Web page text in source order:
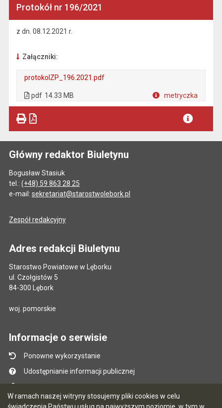
W ramach naszej witryny stosujemy pliki cookies w celu
świadczenia Państwu usług na najwyższym poziomie, w tym w
Protokół nr 196/2021
z dn. 08.12.2021 r.
Załączniki:
protokolZP_196.2021.pdf
pdf 14.33 MB metryczka
Główny redaktor Biuletynu
Bogusław Stasiuk
tel.: (+48) 59 863 28 25
e-mail: sekretariat@starostwolebork.pl
Zespół redakcyjny
Adres redakcji Biuletynu
Starostwo Powiatowe w Lęborku
ul. Czołgistów 5
84-300 Lębork
woj. pomorskie
Informacje o serwisie
Ponowne wykorzystanie
Udostępnianie informacji publicznej
Instrukcja obsługi